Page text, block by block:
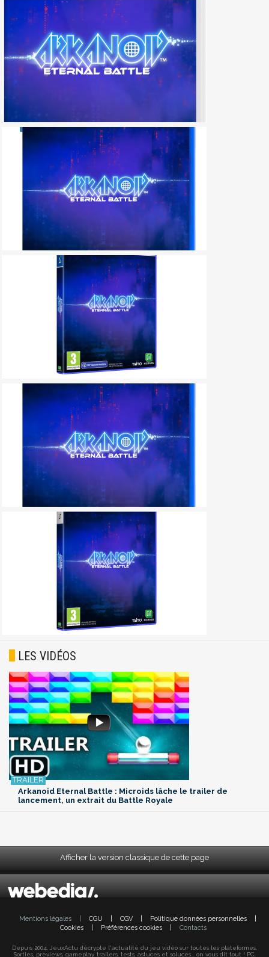
LES VIDÉOS
Arkanoid Eternal Battle : Microids lâche le trailer de
lancement, un extrait du Battle Royale
Afficher la version classique de cette page
Mentions légales CGU CGV Politique données personnelles
Cookies
Préférences cookies Contacts
Depuis 2004, JeuxActu décrypte l'actualité du jeu vidéo sur toutes les plateformes.
Sorties, previews, gameplay, trailers, tests, astuces et soluces... on vous dit tout ! PC,